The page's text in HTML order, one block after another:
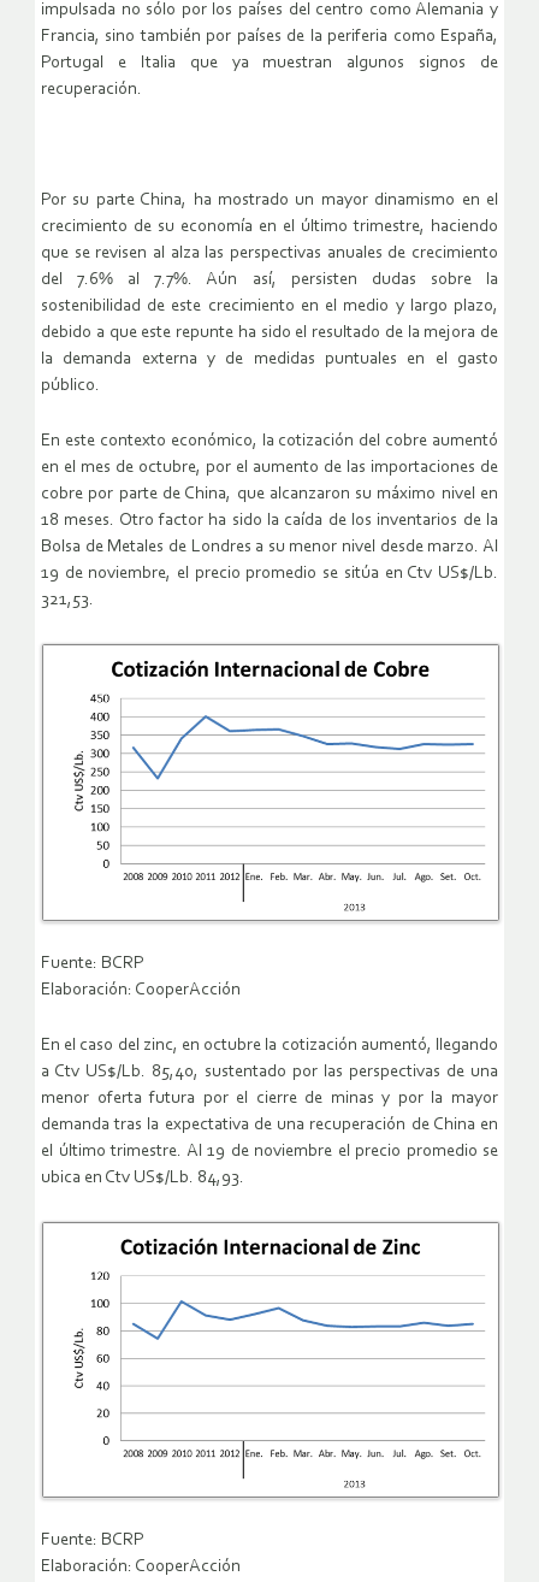
impulsada no sólo por los países del centro como Alemania y
Francia, sino también por países de la periferia como España,
Portugal e Italia que ya muestran algunos signos de
recuperación.
Por su parte China, ha mostrado un mayor dinamismo en el
crecimiento de su economía en el último trimestre, haciendo
que se revisen al alza las perspectivas anuales de crecimiento
del 7.6% al 7.7%. Aún así, persisten dudas sobre la
sostenibilidad de este crecimiento en el medio y largo plazo,
debido a que este repunte ha sido el resultado de la mejora de
la demanda externa y de medidas puntuales en el gasto
público.
En este contexto económico, la cotización del cobre aumentó
en el mes de octubre, por el aumento de las importaciones de
cobre por parte de China, que alcanzaron su máximo nivel en
18 meses. Otro factor ha sido la caída de los inventarios de la
Bolsa de Metales de Londres a su menor nivel desde marzo. Al
19 de noviembre, el precio promedio se sitúa en Ctv US$/Lb.
321,53.
Fuente: BCRP
Elaboración: CooperAcción
En el caso del zinc, en octubre la cotización aumentó, llegando
a Ctv US$/Lb. 85,40, sustentado por las perspectivas de una
menor oferta futura por el cierre de minas y por la mayor
demanda tras la expectativa de una recuperación de China en
el último trimestre. Al 19 de noviembre el precio promedio se
ubica en Ctv US$/Lb. 84,93.
Fuente: BCRP
Elaboración: CooperAcción